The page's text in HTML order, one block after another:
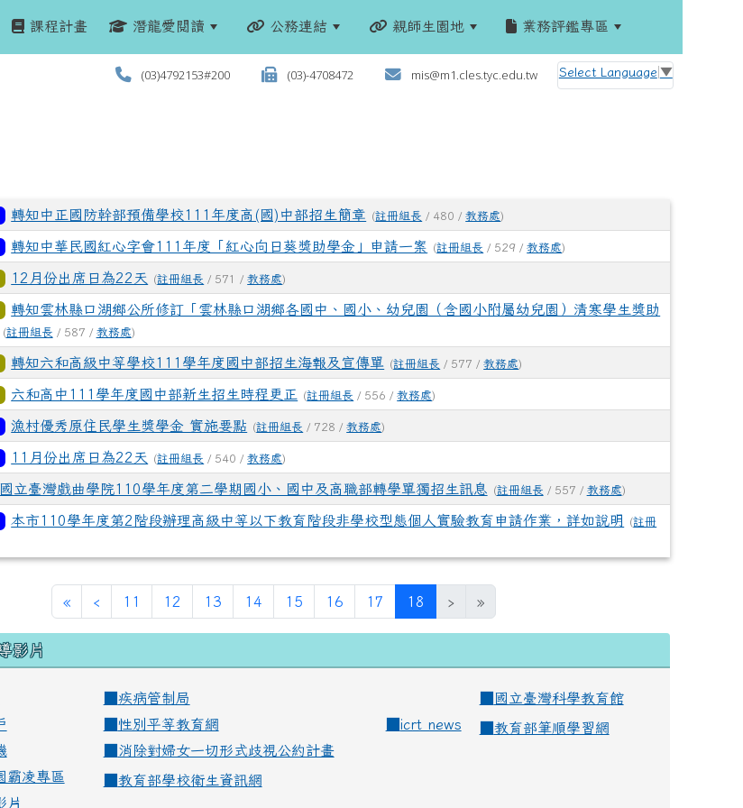
課程計畫 潛龍愛閱讀 公務連結 親師生園地 業務評鑑專區
(03)4792153#200 (03)-4708472 mis@m1.cles.tyc.edu.tw Select Language ▼
轉知中正國防幹部預備學校111年度高(國)中部招生簡章 (註冊組長 / 480 /教務處)
轉知中華民國紅心字會111年度「紅心向日葵獎助學金」申請一案 (註冊組長 / 529 /教務處)
12月份出席日為22天 (註冊組長 / 571 /教務處)
轉知雲林縣口湖鄉公所修訂「雲林縣口湖鄉各國中、國小、幼兒園（含國小附屬幼兒園）清寒學生獎助
(註冊組長 / 587 / 教務處)
轉知六和高級中等學校111學年度國中部招生海報及宣傳單 (註冊組長 / 577 /教務處)
六和高中111學年度國中部新生招生時程更正 (註冊組長 / 556 /教務處)
漁村優秀原住民學生獎學金 實施要點 (註冊組長 / 728 /教務處)
11月份出席日為22天 (註冊組長 / 540 /教務處)
立臺灣戲曲學院110學年度第二學期國小、國中及高職部轉學單獨招生訊息 (註冊組長 / 557 / 教務處)
本市110學年度第2階段辦理高級中等以下教育階段非學校型態個人實驗教育申請作業，詳如說明 (註冊
« ‹ 11 12 13 14 15 16 17 18 (current)
› »
影片
疾病管制局
國立臺灣科學教育館
性別平等教育網 icrt news
教育部筆順學習網
消除對婦女一切形式歧視公約計畫
霸凌專區
教育部學校衛生資訊網
片